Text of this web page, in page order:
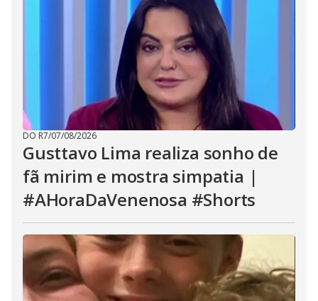
DO R7/07/08/2026
Gusttavo Lima realiza sonho de
fã mirim e mostra simpatia |
#AHoraDaVenenosa #Shorts